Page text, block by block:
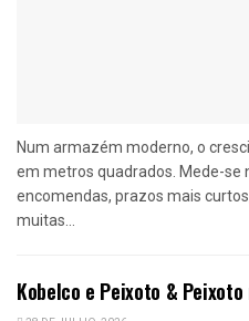
Num armazém moderno, o
em metros quadrados. Mede-se
encomendas, prazos mais
muitas...
Kobelco e Peixoto &